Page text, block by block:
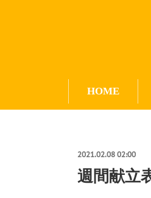
HOME
2021.02.08 02:00
週間献立